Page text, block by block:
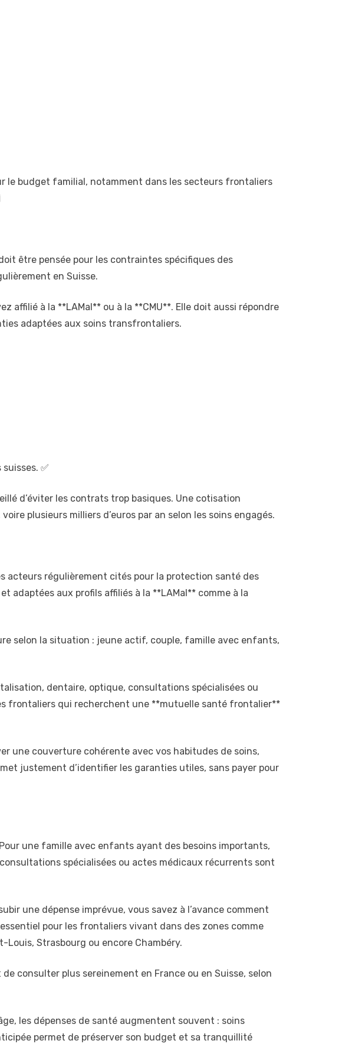
le budget familial, notamment dans les secteurs frontaliers
être pensée pour les contraintes spécifiques des
en Suisse.
affilié à la **LAMal** ou à la **CMU**. Elle doit aussi répondre
adaptées aux soins transfrontaliers.
✅
d’éviter les contrats trop basiques. Une cotisation
plusieurs milliers d’euros par an selon les soins engagés.
acteurs régulièrement cités pour la protection santé des
adaptées aux profils affiliés à la **LAMal** comme à la
selon la situation : jeune actif, couple, famille avec enfants,
dentaire, optique, consultations spécialisées ou
frontaliers qui recherchent une **mutuelle santé frontalier**
une couverture cohérente avec vos habitudes de soins,
justement d’identifier les garanties utiles, sans payer pour
une famille avec enfants ayant des besoins importants,
spécialisées ou actes médicaux récurrents sont
une dépense imprévue, vous savez à l’avance comment
pour les frontaliers vivant dans des zones comme
Strasbourg ou encore Chambéry.
consulter plus sereinement en France ou en Suisse, selon
les dépenses de santé augmentent souvent : soins
permet de préserver son budget et sa tranquillité